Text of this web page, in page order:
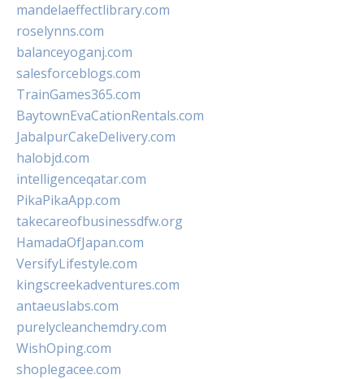
mandelaeffectlibrary.com
roselynns.com
balanceyoganj.com
salesforceblogs.com
TrainGames365.com
BaytownEvaCationRentals.com
JabalpurCakeDelivery.com
halobjd.com
intelligenceqatar.com
PikaPikaApp.com
takecareofbusinessdfw.org
HamadaOfJapan.com
VersifyLifestyle.com
kingscreekadventures.com
antaeuslabs.com
purelycleanchemdry.com
WishOping.com
shoplegacee.com